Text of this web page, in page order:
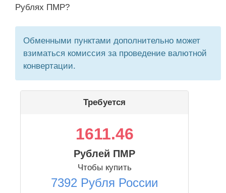
Рублях ПМР?
Обменными пунктами дополнительно может
взиматься комиссия за проведение валютной
конвертации.
Требуется
1611.46
Рублей ПМР
Чтобы купить
7392 Рубля России